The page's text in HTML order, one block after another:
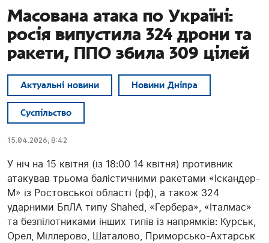
Масована атака по Україні:
росія випустила 324 дрони та
ракети, ППО збила 309 цілей
Актуальні новини Новини Дніпра
Суспільство
15.04.2026, 8:42
У ніч на 15 квітня (із 18:00 14 квітня) противник
атакував трьома балістичними ракетами «Іскандер-
М» із Ростовської області (рф), а також 324
ударними БпЛА типу Shahed, «Гербера», «Італмас»
та безпілотниками інших типів із напрямків: Курськ,
Орел, Міллерово, Шаталово, Приморсько-Ахтарськ